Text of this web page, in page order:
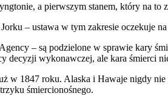
a pierwszym stanem, który na to
– ustawa w tym zakresie oczekuje
– są podzielone w sprawie kary
decyzji wykonawczej, ale kara śmierci
w 1847 roku. Alaska i Hawaje nigdy
śmiercionośnego.